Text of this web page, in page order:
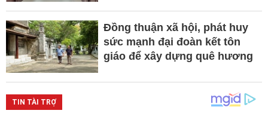
Đồng thuận xã hội, phát huy
sức mạnh đại đoàn kết tôn
giáo để xây dựng quê hương